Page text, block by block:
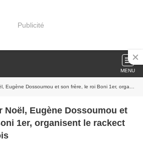
Publicité
MENU
et son frère, le roi Boni 1er, organisent le rackect du peuple béninois
Noël, Eugène Dossoumou et
1er, organisent le rackect